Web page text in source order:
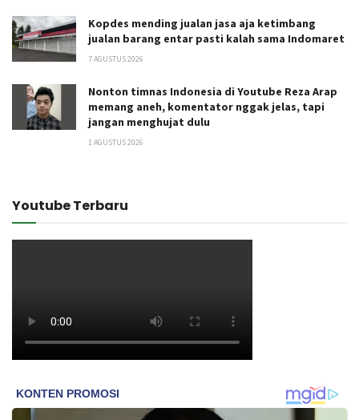
Kopdes mending jualan jasa aja ketimbang
jualan barang entar pasti kalah sama Indomaret
7 AGUSTUS 2026
Nonton timnas Indonesia di Youtube Reza Arap
memang aneh, komentator nggak jelas, tapi
jangan menghujat dulu
1 AGUSTUS 2026
Youtube Terbaru